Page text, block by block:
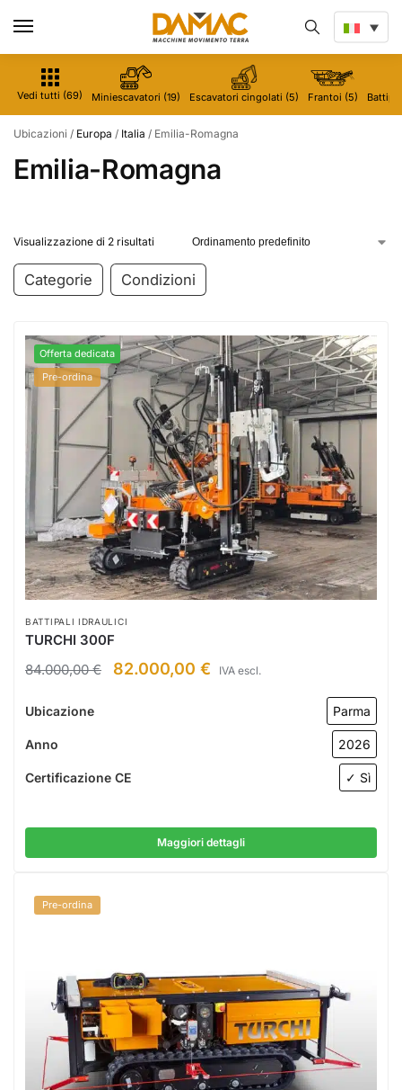
Vedi tutti (69) Miniescavatori (19) Escavatori cingolati (5) Frantoi (5)
Ubicazioni / Europa / Italia / Emilia-Romagna
Emilia-Romagna
Visualizzazione di 2 risultati
Categorie Condizioni
Offerta dedicata
Pre-ordina
BATTIPALI IDRAULICI
TURCHI 300F
84.000,00€ 82.000,00 € IVA escl.
Ubicazione Parma
Anno 2026
Certificazione CE ✓ Sì
Maggiori dettagli
Pre-ordina